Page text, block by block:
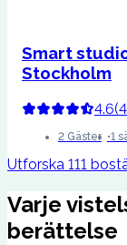
Smart
Stockholm
4.6(
2 Gäster 1
Utforska 111
Varje
berättelse